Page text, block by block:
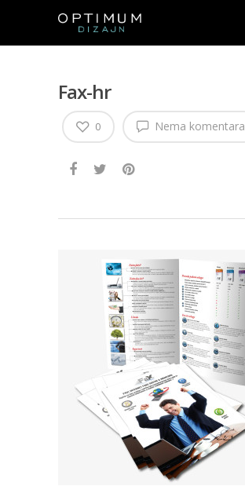
Fax-hr
Nema komentara
0